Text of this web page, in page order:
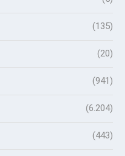
(135)
(20)
(941)
(6.204)
(443)